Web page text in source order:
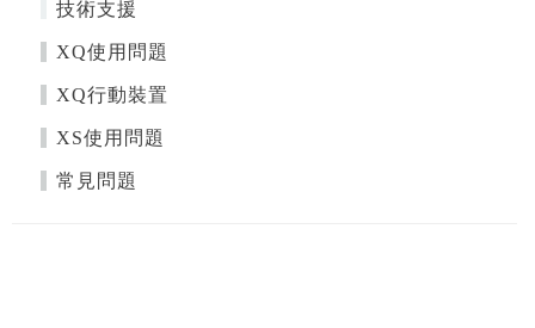
技術支援
XQ使用問題
XQ行動裝置
XS使用問題
常見問題